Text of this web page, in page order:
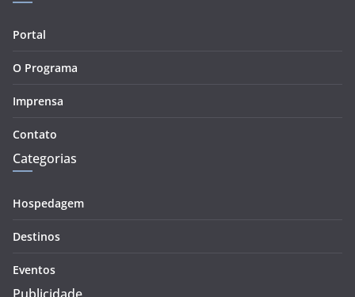
Portal
O Programa
Imprensa
Contato
Categorias
Hospedagem
Destinos
Eventos